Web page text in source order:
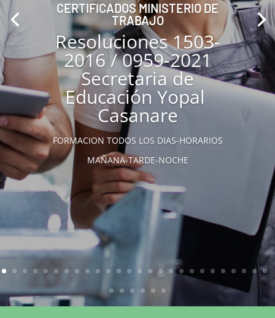
CERTIFICADOS MINISTERIO DE
TRABAJO
Resoluciones 1503-
2016 / 0959-2021
Secretaria de
Educación Yopal
Casanare
FORMACION TODOS LOS DIAS-HORARIOS
MAÑANA-TARDE-NOCHE